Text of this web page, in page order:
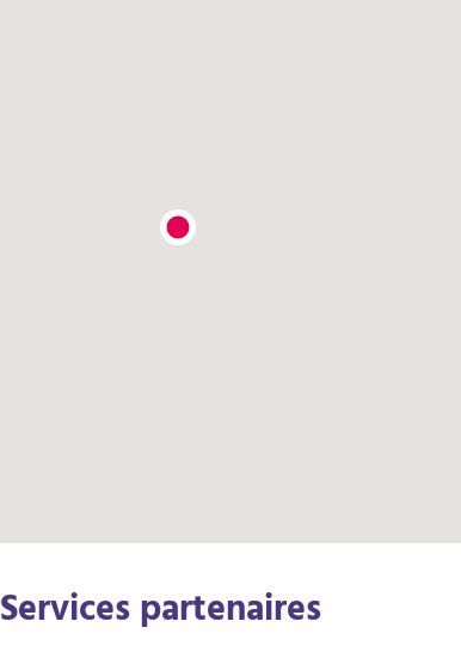
Services partenaires